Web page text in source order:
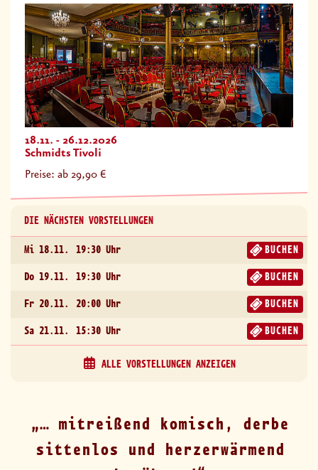
18.11. - 26.12.2026
Schmidts Tivoli
Preise: ab 29,90 €
DIE NÄCHSTEN VORSTELLUNGEN
Mi 18.11. 19:30 Uhr BUCHEN
Do 19.11. 19:30 Uhr BUCHEN
Fr 20.11. 20:00 Uhr BUCHEN
Sa 21.11. 15:30 Uhr BUCHEN
ALLE VORSTELLUNGEN ANZEIGEN
… mitreißend komisch, derbe
sittenlos und herzerwärmend